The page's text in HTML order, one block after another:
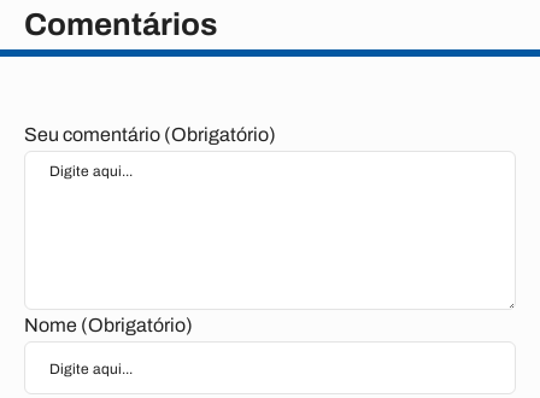
Comentários
Seu comentário (Obrigatório)
Nome (Obrigatório)